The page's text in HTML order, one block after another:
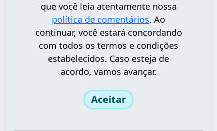
que você leia atentamente nossa
política de comentários. Ao
continuar, você estará concordando
com todos os termos e condições
estabelecidos. Caso esteja de
acordo, vamos avançar.
Aceitar